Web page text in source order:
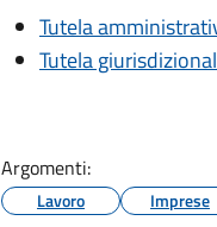
Tutela
Tutela
Argomenti:
Lavoro Imprese